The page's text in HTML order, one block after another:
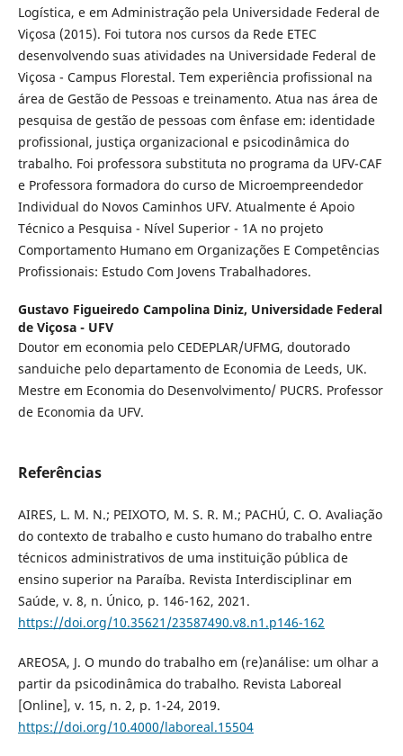
Logística, e em Administração pela Universidade Federal de
Viçosa (2015). Foi tutora nos cursos da Rede ETEC
desenvolvendo suas atividades na Universidade Federal de
Viçosa - Campus Florestal. Tem experiência profissional na
área de Gestão de Pessoas e treinamento. Atua nas área de
pesquisa de gestão de pessoas com ênfase em: identidade
profissional, justiça organizacional e psicodinâmica do
trabalho. Foi professora substituta no programa da UFV-CAF
e Professora formadora do curso de Microempreendedor
Individual do Novos Caminhos UFV. Atualmente é Apoio
Técnico a Pesquisa - Nível Superior - 1A no projeto
Comportamento Humano em Organizações E Competências
Profissionais: Estudo Com Jovens Trabalhadores.
Gustavo Figueiredo Campolina Diniz, Universidade Federal
de Viçosa - UFV
Doutor em economia pelo CEDEPLAR/UFMG, doutorado
sanduiche pelo departamento de Economia de Leeds, UK.
Mestre em Economia do Desenvolvimento/ PUCRS. Professor
de Economia da UFV.
Referências
AIRES, L. M. N.; PEIXOTO, M. S. R. M.; PACHÚ, C. O. Avaliação
do contexto de trabalho e custo humano do trabalho entre
técnicos administrativos de uma instituição pública de
ensino superior na Paraíba. Revista Interdisciplinar em
Saúde, v. 8, n. Único, p. 146-162, 2021.
https://doi.org/10.35621/23587490.v8.n1.p146-162
AREOSA, J. O mundo do trabalho em (re)análise: um olhar a
partir da psicodinâmica do trabalho. Revista Laboreal
[Online], v. 15, n. 2, p. 1-24, 2019.
https://doi.org/10.4000/laboreal.15504